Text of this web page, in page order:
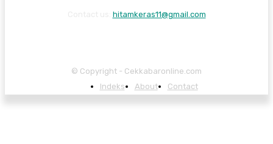
hitamkeras11@gmail.com
© Copyright - Cekkabaronline.com
Indeks
About Contact